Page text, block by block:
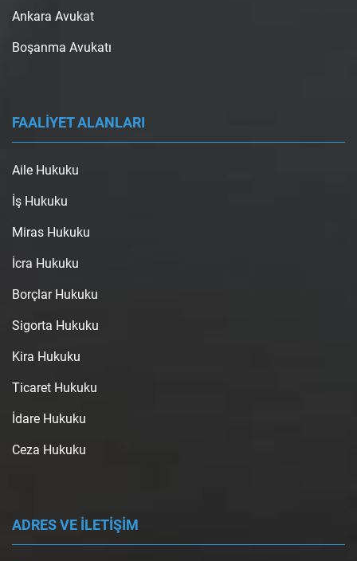
Ankara Avukat
Boşanma Avukatı
FAALİYET ALANLARI
Aile Hukuku
İş Hukuku
Miras Hukuku
İcra Hukuku
Borçlar Hukuku
Sigorta Hukuku
Kira Hukuku
Ticaret Hukuku
İdare Hukuku
Ceza Hukuku
ADRES VE İLETİŞİM